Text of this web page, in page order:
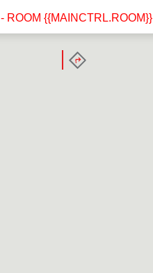
- ROOM {{MAINCTRL.ROOM}}